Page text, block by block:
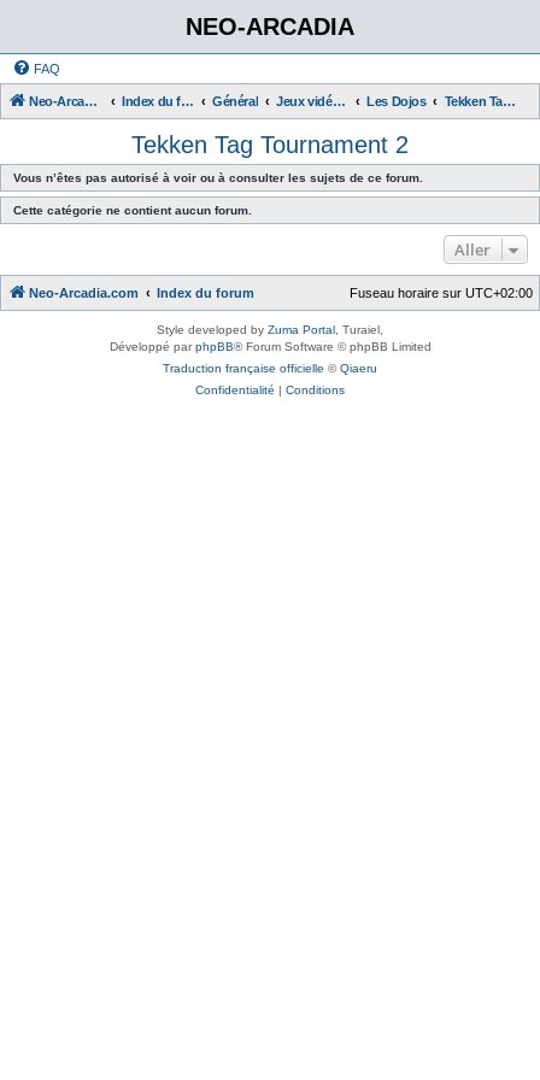
NEO-ARCADIA
FAQ
Neo-Arcadia.com Index du forum Général Jeux vidéo d'arcade Les Dojos Tekken Tag Tournament 2
Tekken Tag Tournament 2
Vous n’êtes pas autorisé à voir ou à consulter les sujets de ce forum.
Cette catégorie ne contient aucun forum.
Aller
Neo-Arcadia.com Index du forum Fuseau horaire sur UTC+02:00
Style developed by Zuma Portal , Turaiel,
Développé parphpBB® Forum Software © phpBB Limited
Traduction française officielle ©Qiaeru
Confidentialité | Conditions